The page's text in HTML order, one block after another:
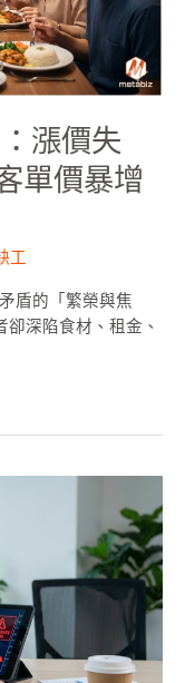
漲價失
單價暴增
工
盾的「繁榮與焦
深陷食材、租金、